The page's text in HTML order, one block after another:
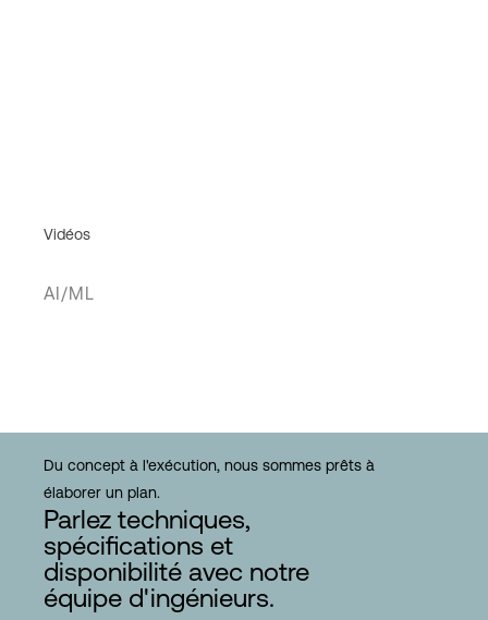
Vidéos
AI/ML
Du concept à l'exécution, nous sommes prêts à
élaborer un plan.
Parlez techniques,
spécifications et
disponibilité avec notre
équipe d'ingénieurs.